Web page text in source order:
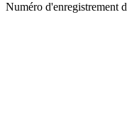
Numéro d'enregistrement